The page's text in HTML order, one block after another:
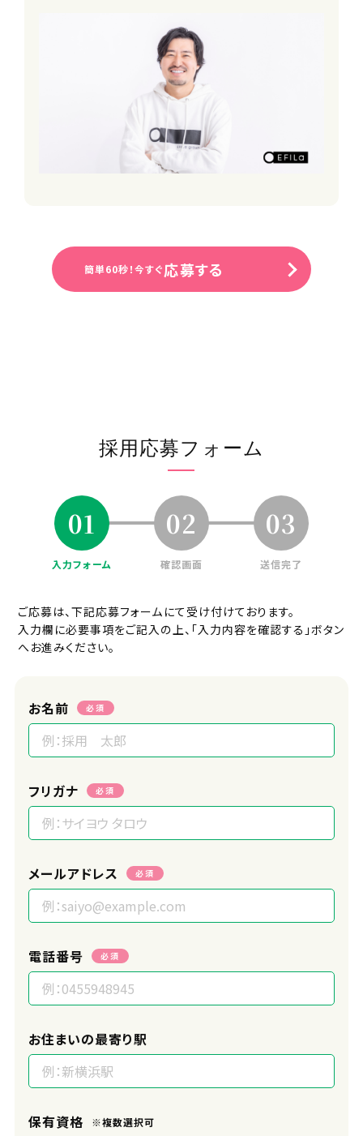
■週休3日（土日は必ず出勤をお願い
※GW・年末も土日は出勤をお願いしま
■有給休暇（法定通り）
■産前産後休暇（取得実績あり）
【必須要件】
・理学療法士資格
・普通自動車運転免許（AT限定可）
応募⇒一次面接(オンライン可)⇒二次
面接地
オンラインまたはエフィラグループ本社
(新横浜)
採用担当
簡単60秒！今すぐ応募する
採用応募フォーム
01
入力フォーム
02
確認画面
03
送信完了
ご応募は、下記応募フォームにて受け付けております。
入力欄に必要事項をご記入の上、「入力内容を確認する」ボタン
へお進みください。
お名前 必須
フリガナ 必須
メールアドレス 必須
電話番号 必須
お住まいの最寄り駅
保有資格 ※複数選択可